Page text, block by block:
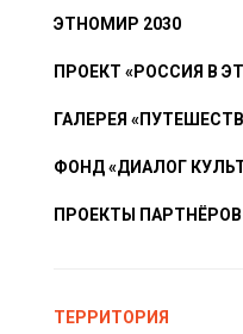
ЭТНОМИР 2030
ПРОЕКТ «РОССИЯ В
ГАЛЕРЕЯ
ФОНД «ДИАЛОГ
ПРОЕКТЫ ПАРТНЁРОВ
ТЕРРИТОРИЯ